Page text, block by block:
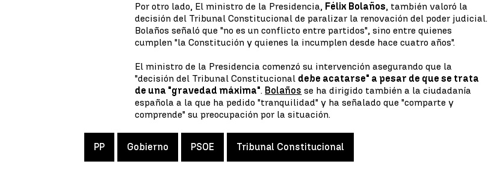
Por otro lado, El ministro de la Presidencia, Félix Bolaños, también valoró la
decisión del Tribunal Constitucional de paralizar la renovación del poder judicial.
Bolaños señaló que "no es un conflicto entre partidos", sino entre quienes
cumplen "la Constitución y quienes la incumplen desde hace cuatro años".
El ministro de la Presidencia comenzó su intervención asegurando que la
"decisión del Tribunal Constitucional debe acatarse" a pesar de que se trata
de una "gravedad máxima". Bolaños se ha dirigido también a la ciudadanía
española a la que ha pedido "tranquilidad" y ha señalado que "comparte y
comprende" su preocupación por la situación.
PP Gobierno PSOE Tribunal Constitucional